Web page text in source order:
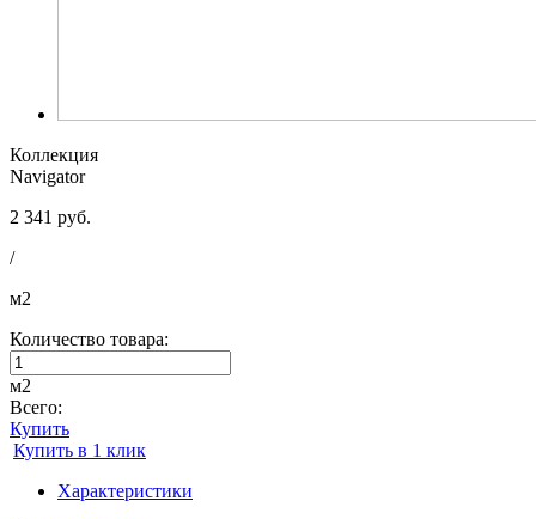
Коллекция
Navigator
2 341 руб.
/
м2
Количество товара:
м2
Всего:
Купить
Купить в 1 клик
Характеристики